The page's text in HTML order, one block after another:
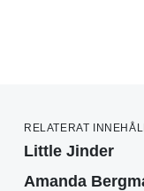
RELATERAT
Little Jinder
Amanda